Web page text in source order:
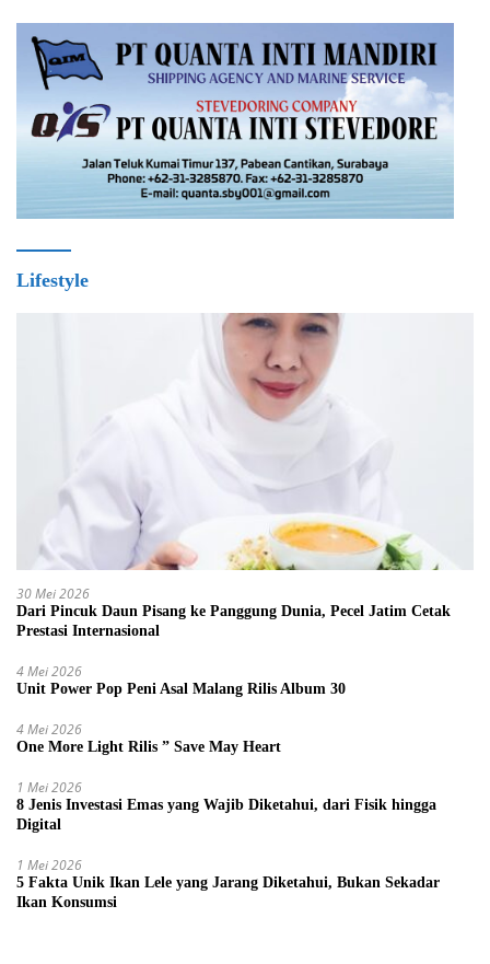
Lifestyle
30 Mei 2026
Dari Pincuk Daun Pisang ke Panggung Dunia, Pecel Jatim Cetak
Prestasi Internasional
4 Mei 2026
Unit Power Pop Peni Asal Malang Rilis Album 30
4 Mei 2026
One More Light Rilis ” Save May Heart
1 Mei 2026
8 Jenis Investasi Emas yang Wajib Diketahui, dari Fisik hingga
Digital
1 Mei 2026
5 Fakta Unik Ikan Lele yang Jarang Diketahui, Bukan Sekadar
Ikan Konsumsi